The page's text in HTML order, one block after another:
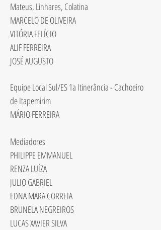
Mateus, Linhares, Colatina
MARCELO DE OLIVEIRA
VITÓRIA FELÍCIO
ALIF FERREIRA
JOSÉ AUGUSTO
Equipe Local Sul/ES 1a Itinerância - Cachoeiro
de Itapemirim
MÁRIO FERREIRA
Mediadores
PHILIPPE EMMANUEL
RENZA LUÍZA
JULIO GABRIEL
EDNA MARA CORREIA
BRUNELA NEGREIROS
LUCAS XAVIER SILVA